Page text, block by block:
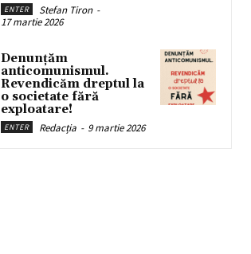
ENTER Stefan Tiron -
17 martie 2026
Denunțăm
anticomunismul.
Revendicăm dreptul la
o societate fără
exploatare!
ENTER Redacția - 9 martie 2026